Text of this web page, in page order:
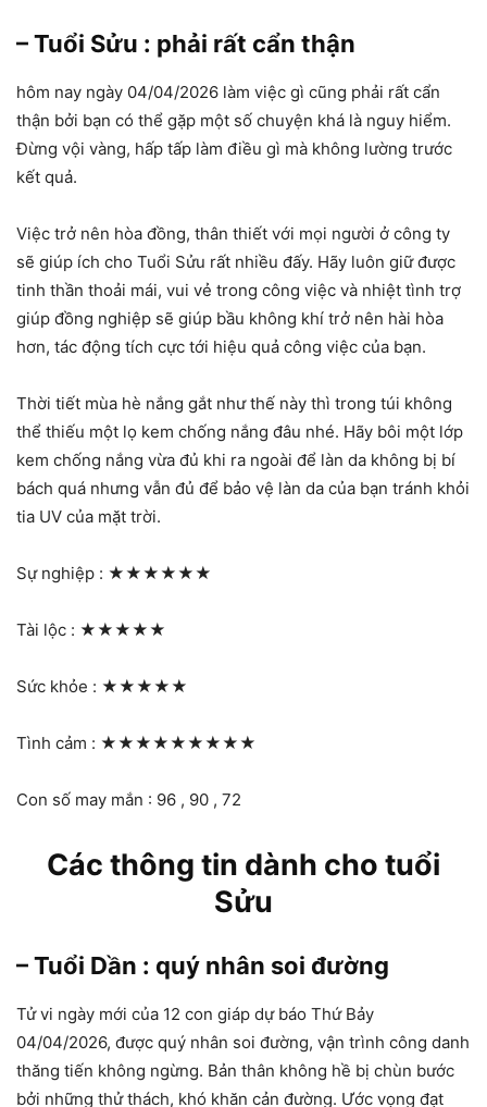
– Tuổi Sửu : phải rất cẩn thận
hôm nay ngày 04/04/2026 làm việc gì cũng phải rất cẩn
thận bởi bạn có thể gặp một số chuyện khá là nguy hiểm.
Đừng vội vàng, hấp tấp làm điều gì mà không lường trước
kết quả.
Việc trở nên hòa đồng, thân thiết với mọi người ở công ty
sẽ giúp ích cho Tuổi Sửu rất nhiều đấy. Hãy luôn giữ được
tinh thần thoải mái, vui vẻ trong công việc và nhiệt tình trợ
giúp đồng nghiệp sẽ giúp bầu không khí trở nên hài hòa
hơn, tác động tích cực tới hiệu quả công việc của bạn.
Thời tiết mùa hè nắng gắt như thế này thì trong túi không
thể thiếu một lọ kem chống nắng đâu nhé. Hãy bôi một lớp
kem chống nắng vừa đủ khi ra ngoài để làn da không bị bí
bách quá nhưng vẫn đủ để bảo vệ làn da của bạn tránh khỏi
tia UV của mặt trời.
Sự nghiệp : ★★★★★★
Tài lộc : ★★★★★
Sức khỏe : ★★★★★
Tình cảm : ★★★★★★★★★
Con số may mắn : 96 , 90 , 72
Các thông tin dành cho tuổi
Sửu
– Tuổi Dần : quý nhân soi đường
Tử vi ngày mới của 12 con giáp dự báo Thứ Bảy
04/04/2026, được quý nhân soi đường, vận trình công danh
thăng tiến không ngừng. Bản thân không hề bị chùn bước
bởi những thử thách, khó khăn cản đường. Ước vọng đạt